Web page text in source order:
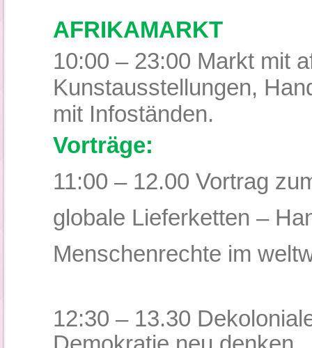
AFRIKAMARKT
10:00 – 23:00 Markt mit
Kunstausstellungen,
mit Infoständen.
Vorträge:
11:00 – 12.00 Vortrag
globale Lieferketten –
Menschenrechte im
12:30 – 13.30